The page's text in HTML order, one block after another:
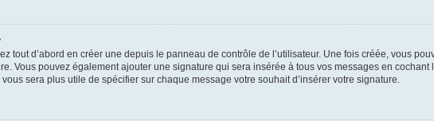
tout d’abord en créer une depuis le panneau de contrôle de l’utilisateur. Une fois créée, vous
Vous pouvez également ajouter une signature qui sera insérée à tous vos messages en
sera plus utile de spécifier sur chaque message votre souhait d’insérer votre signature.